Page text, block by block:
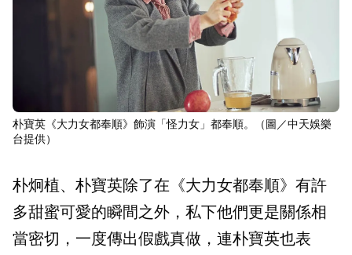
朴寶英《大力女都奉順》飾演「怪力女」都奉順。（圖／中天娛樂
台提供）
朴炯植、朴寶英除了在《大力女都奉順》有許
多甜蜜可愛的瞬間之外，私下他們更是關係相
當密切，一度傳出假戲真做，連朴寶英也表